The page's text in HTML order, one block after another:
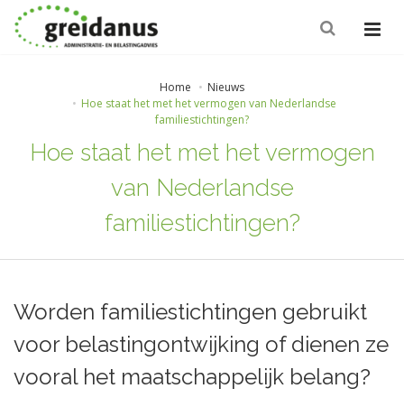
Home
Nieuws
Hoe staat het met het vermogen van Nederlandse
familiestichtingen?
Hoe staat het met het vermogen
van Nederlandse
familiestichtingen?
Worden familiestichtingen gebruikt
voor belastingontwijking of dienen ze
vooral het maatschappelijk belang?